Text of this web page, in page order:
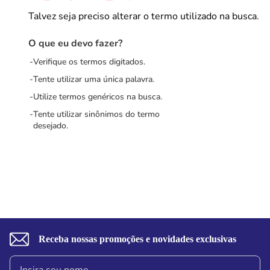
Talvez seja preciso alterar o termo utilizado na busca.
O que eu devo fazer?
Verifique os termos digitados.
Tente utilizar uma única palavra.
Utilize termos genéricos na busca.
Tente utilizar sinônimos do termo
desejado.
Receba nossas promoções e novidades exclusivas